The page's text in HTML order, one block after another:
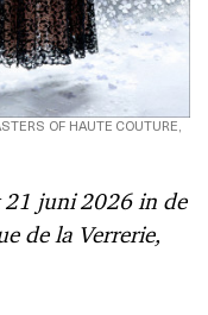
OF HAUTE COUTURE,
21 juni 2026 in de
de la Verrerie,